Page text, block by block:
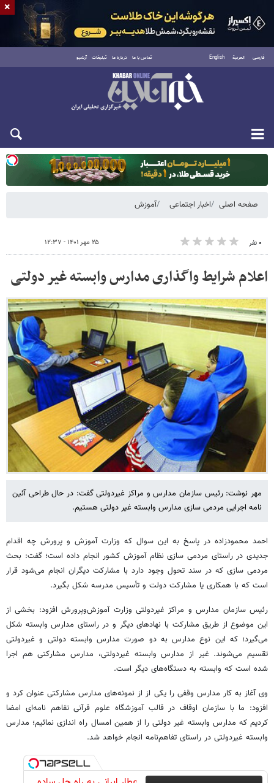
فارسی العربية English تماس با ما درباره ما تبلیغات آرشیو
دوشنبه ۱۹ مرداد ۱۴۰۵
صفحه اصلی اخبار اجتماعی آموزش
۰ نفر ۲۵ مهر ۱۴۰۱ - ۱۲:۳۷
اعلام شرایط واگذاری مدارس وابسته غیر دولتی
مهر نوشت: رئیس سازمان مدارس و مراکز غیردولتی گفت: در حال طراحی آئین
نامه اجرایی مردمی سازی مدارس وابسته غیر دولتی هستیم.
احمد محمودزاده در پاسخ به این سوال که وزارت آموزش و پرورش چه اقدام
جدیدی در راستای مردمی سازی نظام آموزش کشور انجام داده است؛ گفت: بحث
مردمی سازی که در سند تحول وجود دارد با مشارکت دیگران انجام می‌شود قرار
است که با همکاری یا مشارکت دولت و تأسیس مدرسه شکل بگیرد.
رئیس سازمان مدارس و مراکز غیردولتی وزارت آموزش‌وپرورش افزود: بخشی از
این موضوع از طریق مشارکت با نهادهای دیگر و در راستای مدارس وابسته شکل
می‌گیرد؛ که این نوع مدارس به دو صورت مدارس وابسته دولتی و غیردولتی
تقسیم می‌شوند. غیر از مدارس وابسته غیردولتی، مدارس مشارکتی هم اجرا
شده است که وابسته به دستگاه‌های دیگر است.
وی آغاز به کار مدارس وقفی را یکی از از نمونه‌های مدارس مشارکتی عنوان کرد و
افزود: ما با سازمان اوقاف در قالب آموزشگاه علوم قرآنی تفاهم نامه‌ای امضا
کردیم که مدارس وابسته غیر دولتی را از همین امسال راه اندازی نمائیم؛ مدارس
وابسته غیردولتی در راستای تفاهم‌نامه انجام خواهد شد.
×